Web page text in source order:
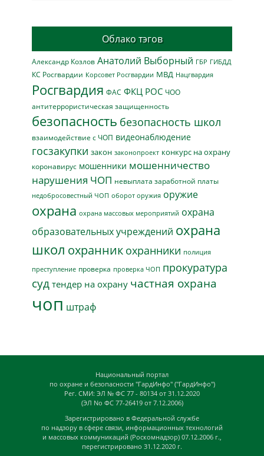
Облако тэгов
Александр Козлов Анатолий Выборный ГБР ГИБДД
КС Росгвардии Корсовет Росгвардии МВД Нацгвардия
Росгвардия ФАС ФКЦ РОС ЧОО
антитеррористическая защищенность
безопасность безопасность школ
взаимодействие с ЧОП видеонаблюдение
госзакупки закон законопроект конкурс на охрану
коронавирус мошенники мошенничество
нарушения ЧОП невыплата заработной платы
недобросовестный ЧОП оборот оружия оружие
охрана охрана массовых мероприятий охрана
образовательных учреждений охрана
школ охранник охранники полиция
преступление проверка проверка ЧОП прокуратура
суд тендер на охрану частная охрана
чоп штраф
Национальный портал
по охране и безопасности "ГардИнфо" ("ГардИнфо")
Рег. СМИ: ЭЛ № ФС 77 - 80134 от 31.12.2020
(ЭЛ No ФС 77-26419 от 7.12.2006)
Зарегистрировано в Федеральной службе
по надзору в сфере связи, информационных технологий
и массовых коммуникаций (Роскомнадзор) 07.12.2006 г.,
перегистрировано 31.12.2020 г.